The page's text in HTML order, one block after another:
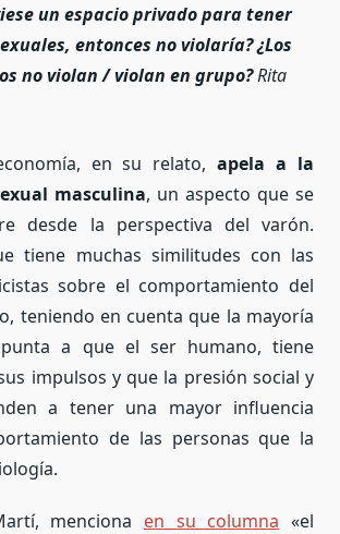
un espacio privado para tener
entonces no violaría? ¿Los
no violan / violan en grupo?Rita
en su relato,apela a la
masculina, un aspecto que se
desde la perspectiva del varón.
tiene muchas similitudes con las
sobre el comportamiento del
teniendo en cuenta que la mayoría
a que el ser humano, tiene
impulsos y que la presión social y
a tener una mayor influencia
de las personas que la
menciona en su columna «el